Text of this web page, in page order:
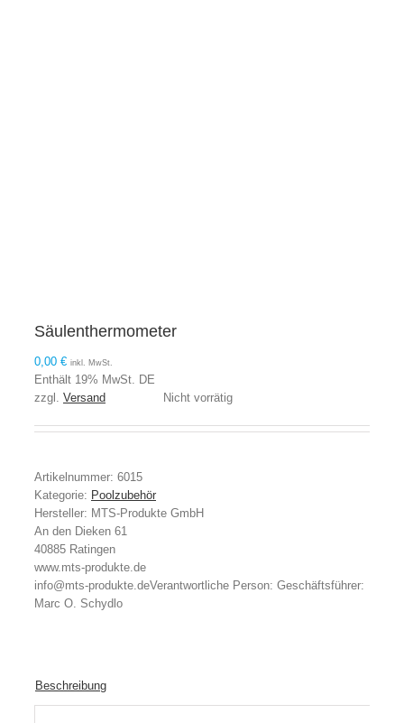
Säulenthermometer
0,00 € inkl. MwSt.
Enthält 19% MwSt. DE
zzgl. Versand Nicht vorrätig
Artikelnummer: 6015
Kategorie: Poolzubehör
Hersteller: MTS-Produkte GmbH
An den Dieken 61
40885 Ratingen
www.mts-produkte.de
info@mts-produkte.deVerantwortliche Person: Geschäftsführer:
Marc O. Schydlo
Beschreibung